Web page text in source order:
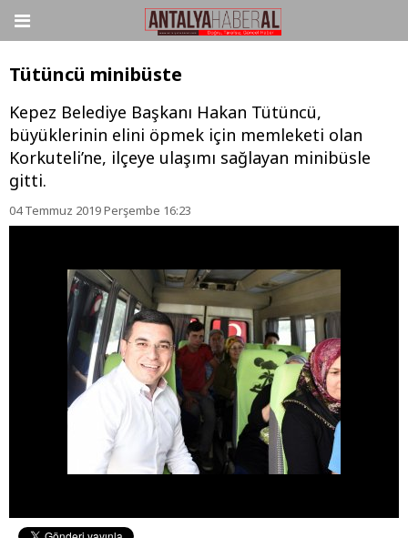
Tütüncü minibüste
Kepez Belediye Başkanı Hakan Tütüncü,
büyüklerinin elini öpmek için memleketi olan
Korkuteli’ne, ilçeye ulaşımı sağlayan minibüsle
gitti.
04 Temmuz 2019 Perşembe 16:23